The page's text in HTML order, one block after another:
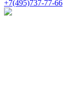
+7(495)737-77-66